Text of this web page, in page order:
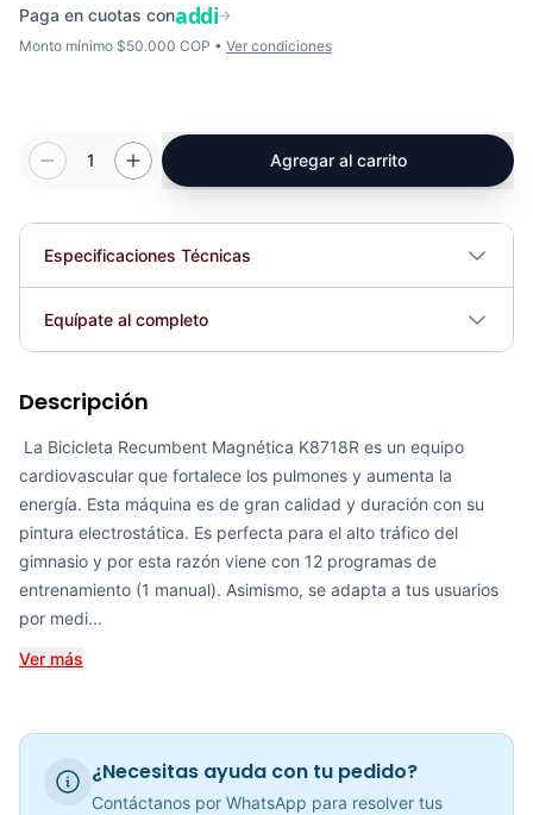
Paga en cuotas conaddi→
Monto mínimo $50.000 COP • Ver condiciones
1 Agregar al carrito
Especificaciones Técnicas
Plegable No
Equípate al completo
COP 1,971,568.00
Recumbent Magnética Manual 8.4G - Sport Fitness 60054
COP 942,923.00
Descripción
La Bicicleta Recumbent Magnética K8718R es un equipo
cardiovascular que fortalece los pulmones y aumenta la
energía. Esta máquina es de gran calidad y duración con su
pintura electrostática. Es perfecta para el alto tráfico del
gimnasio y por esta razón viene con 12 programas de
entrenamiento (1 manual). Asimismo, se adapta a tus usuarios
por medi...
Ver más
¿Necesitas ayuda con tu pedido?
Contáctanos por WhatsApp para resolver tus